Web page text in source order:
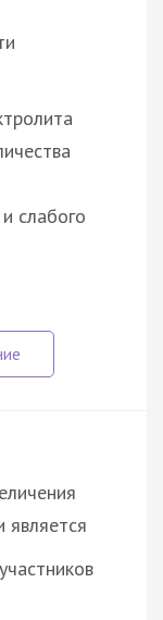
слабого
является